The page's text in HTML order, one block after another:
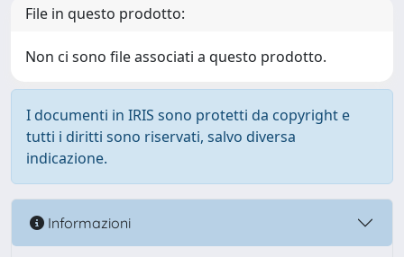
File in questo prodotto:
Non ci sono file associati a questo prodotto.
I documenti in IRIS sono protetti da copyright e
tutti i diritti sono riservati, salvo diversa
indicazione.
Informazioni